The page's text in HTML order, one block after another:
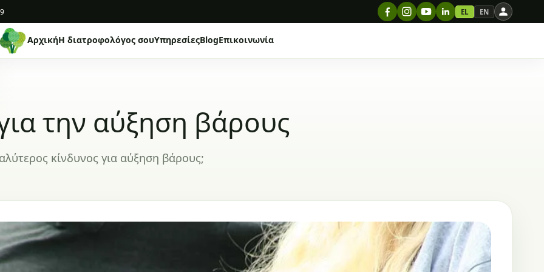
EL EN
ΑρχικήΗ διατροφολόγος σουΥπηρεσίεςBlogΕπικοινωνία
την αύξηση βάρους
κίνδυνος για αύξηση βάρους;